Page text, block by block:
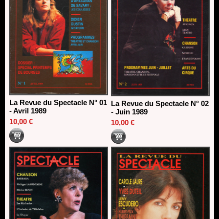
La Revue du Spectacle N° 01
- Avril 1989
10,00 €
La Revue du Spectacle N° 02
- Juin 1989
10,00 €